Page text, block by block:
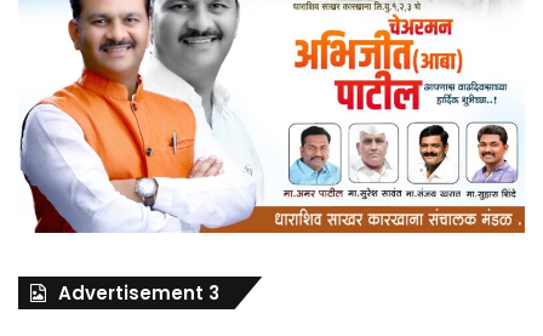
Advertisement 3